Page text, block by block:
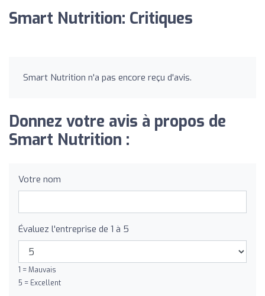
Smart Nutrition: Critiques
Smart Nutrition n'a pas encore reçu d'avis.
Donnez votre avis à propos de
Smart Nutrition :
Votre nom
Évaluez l'entreprise de 1 à 5
1 = Mauvais
5 = Excellent